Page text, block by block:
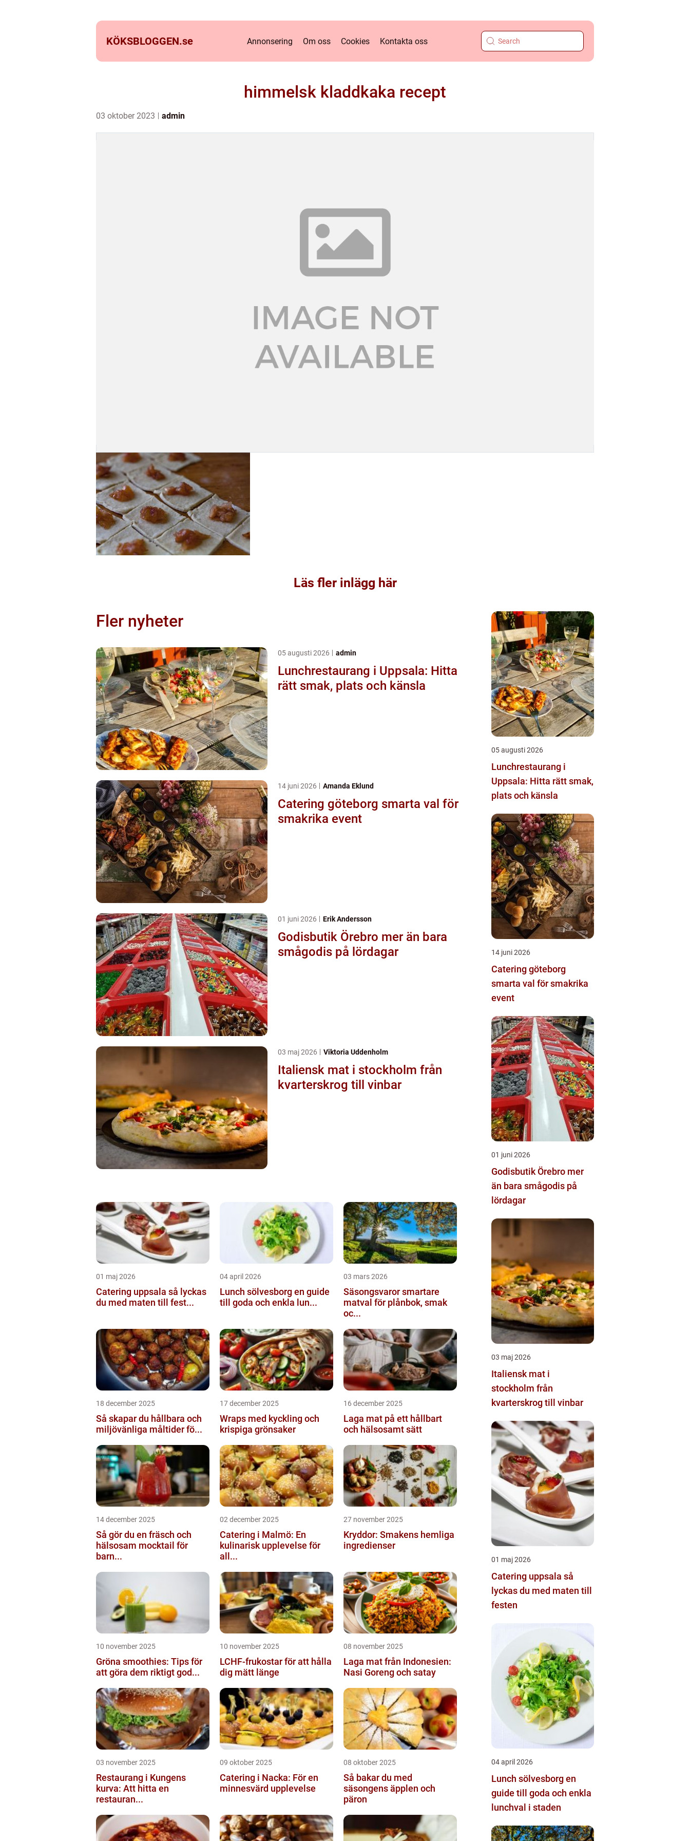
KÖKSBLOGGEN.se Annonsering Om oss Cookies Kontakta oss
himmelsk kladdkaka recept
03 oktober 2023 admin
Läs fler inlägg här
Fler nyheter
05 augusti 2026 admin
Lunchrestaurang i Uppsala: Hitta
rätt smak, plats och känsla
14 juni 2026 Amanda Eklund
Catering göteborg smarta val för
smakrika event
01 juni 2026 Erik Andersson
Godisbutik Örebro mer än bara
smågodis på lördagar
03 maj 2026 Viktoria Uddenholm
Italiensk mat i stockholm från
kvarterskrog till vinbar
01 maj 2026
Catering uppsala så lyckas
du med maten till fest...
04 april 2026
Lunch sölvesborg en guide
till goda och enkla lun...
03 mars 2026
Säsongsvaror smartare
matval för plånbok, smak
oc...
18 december 2025
Så skapar du hållbara och
miljövänliga måltider fö...
17 december 2025
Wraps med kyckling och
krispiga grönsaker
16 december 2025
Laga mat på ett hållbart
och hälsosamt sätt
14 december 2025
Så gör du en fräsch och
hälsosam mocktail för
barn...
02 december 2025
Catering i Malmö: En
kulinarisk upplevelse för
all...
27 november 2025
Kryddor: Smakens hemliga
ingredienser
10 november 2025
Gröna smoothies: Tips för
att göra dem riktigt god...
10 november 2025
LCHF-frukostar för att hålla
dig mätt länge
08 november 2025
Laga mat från Indonesien:
Nasi Goreng och satay
03 november 2025
Restaurang i Kungens
kurva: Att hitta en
restauran...
09 oktober 2025
Catering i Nacka: För en
minnesvärd upplevelse
08 oktober 2025
Så bakar du med
säsongens äpplen och
päron
05 augusti 2026
Lunchrestaurang i
Uppsala: Hitta rätt smak,
plats och känsla
14 juni 2026
Catering göteborg
smarta val för smakrika
event
01 juni 2026
Godisbutik Örebro mer
än bara smågodis på
lördagar
03 maj 2026
Italiensk mat i
stockholm från
kvarterskrog till vinbar
01 maj 2026
Catering uppsala så
lyckas du med maten till
festen
04 april 2026
Lunch sölvesborg en
guide till goda och enkla
lunchval i staden